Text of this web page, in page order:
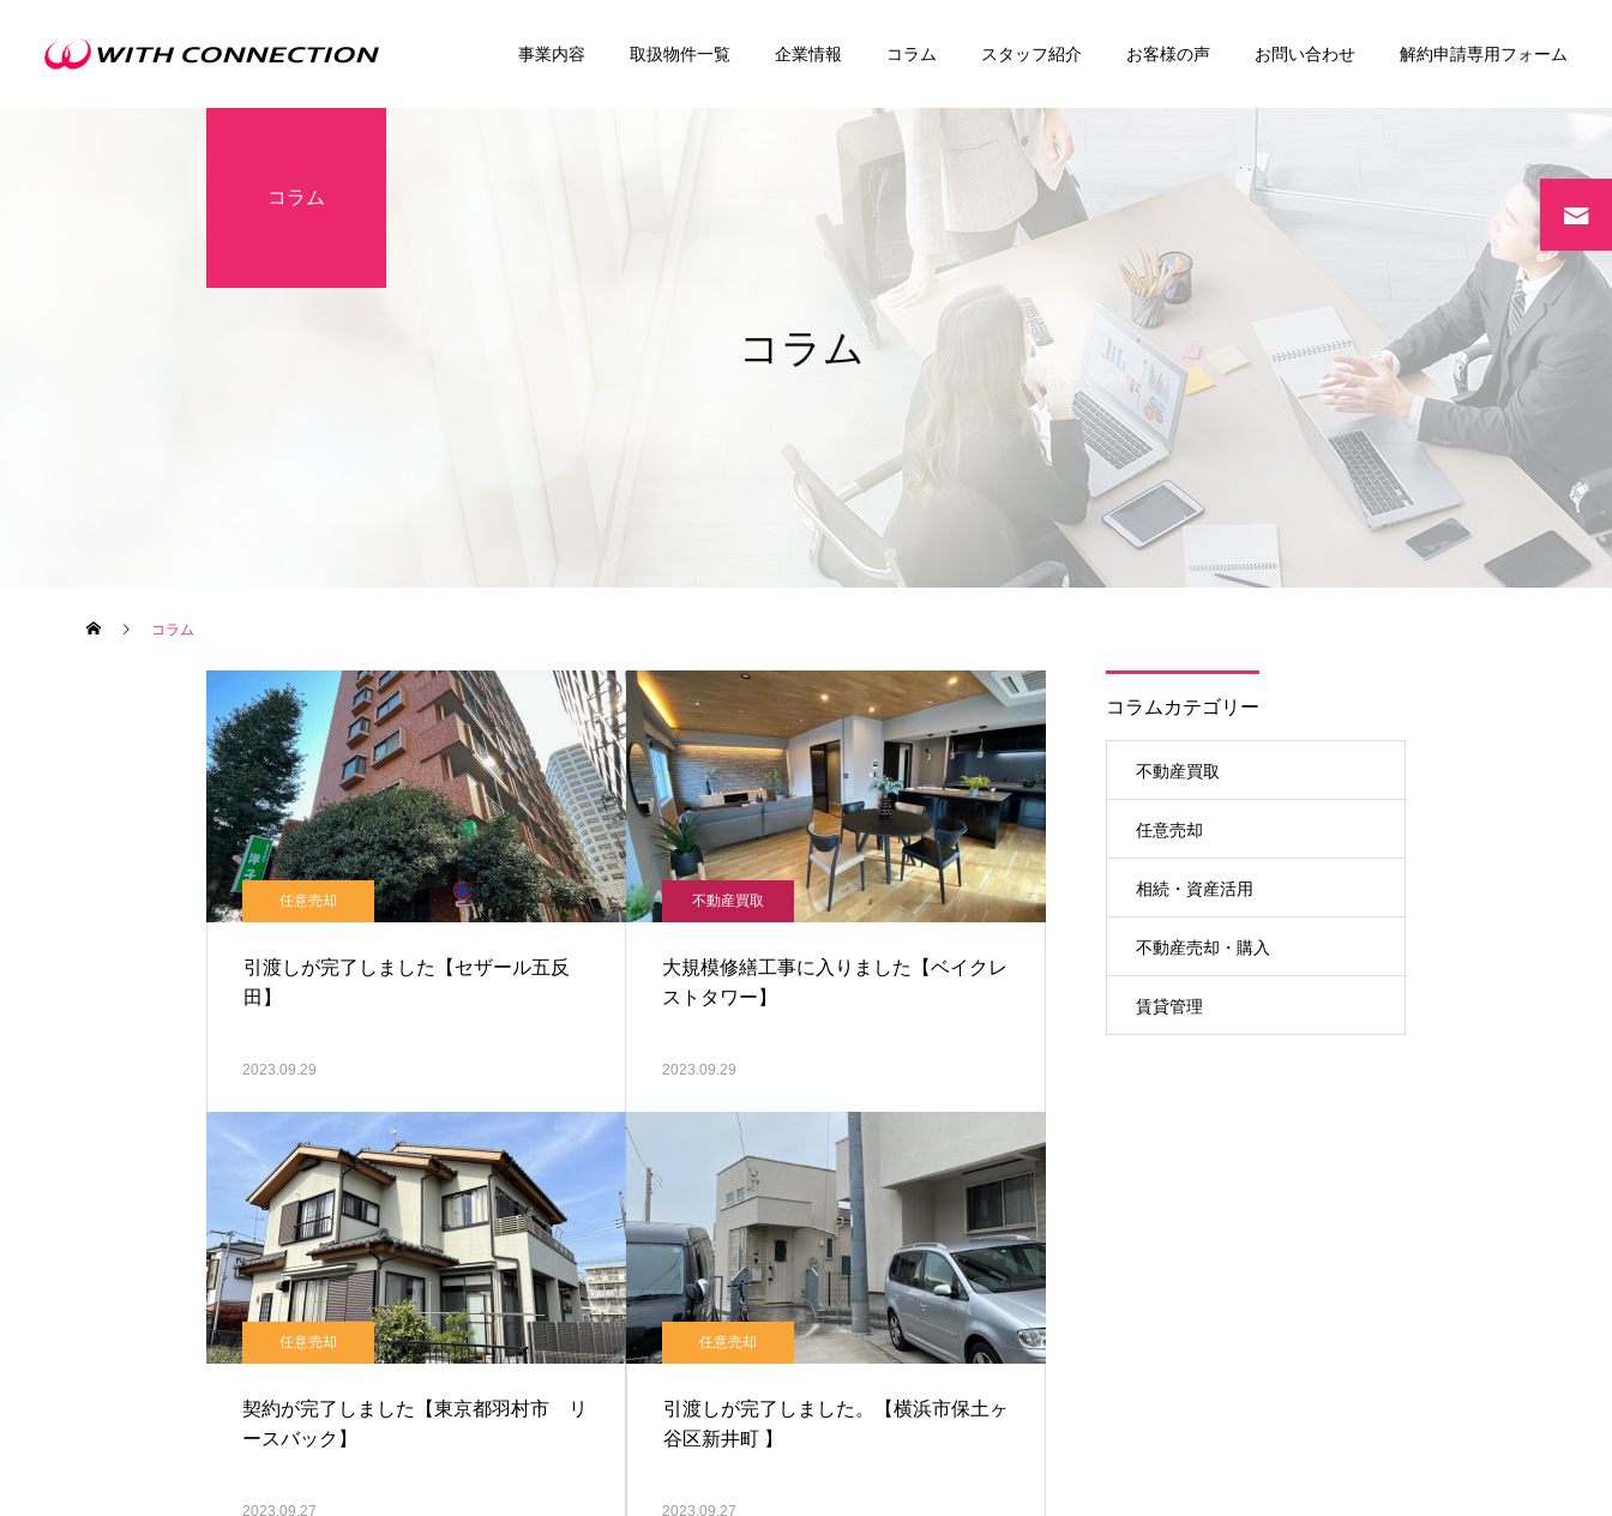
事業内容 取扱物件一覧 企業情報 コラム スタッフ紹介 お客様の声 お問い合わせ 解約申請専用フォーム
コラム
コラム
コラム
任意売却
引渡しが完了しました【セザール五反
田】
2023.09.29
不動産買取
大規模修繕工事に入りました【ベイクレ
ストタワー】
2023.09.29
任意売却
契約が完了しました【東京都羽村市 リ
ースバック】
2023.09.27
任意売却
引渡しが完了しました。【横浜市保土ヶ
谷区新井町 】
2023.09.27
コラムカテゴリー
不動産買取
任意売却
相続・資産活用
不動産売却・購入
賃貸管理